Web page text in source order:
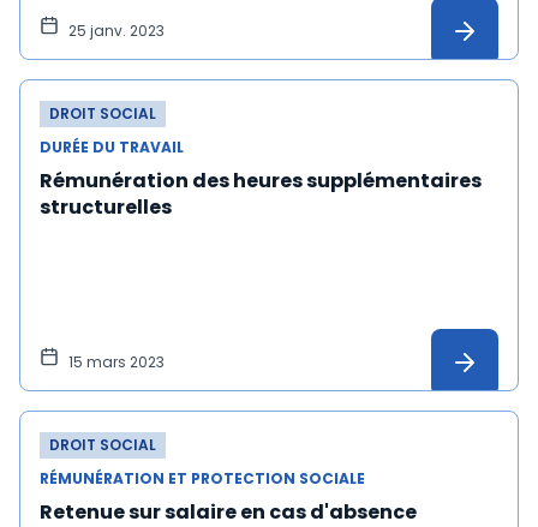
25 janv. 2023
DROIT SOCIAL
DURÉE DU TRAVAIL
Rémunération des heures supplémentaires
structurelles
15 mars 2023
DROIT SOCIAL
RÉMUNÉRATION ET PROTECTION SOCIALE
Retenue sur salaire en cas d'absence